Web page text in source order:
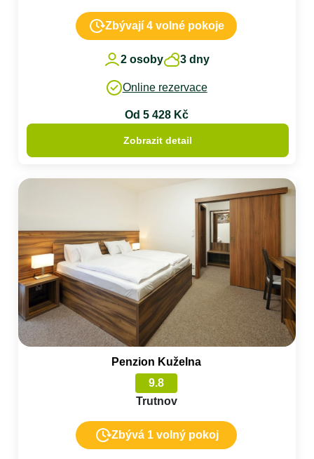
Zbývají 4 volné pokoje
2 osoby 3 dny
Online rezervace
Od 5 428 Kč
Zobrazit detail
Penzion Kuželna
9.8
Trutnov
Zbývá 1 volný pokoj